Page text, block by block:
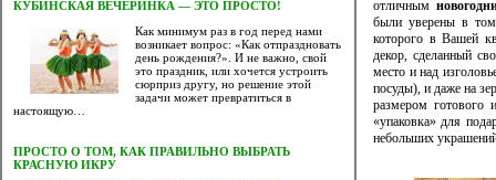
КУБИНСКАЯ ВЕЧЕРИНКА — ЭТО ПРОСТО!
Как минимум раз в год перед нами
возникает вопрос: «Как отпраздновать
день рождения?». И не важно, свой
это праздник, или хочется устроить
сюрприз другу, но решение этой
задачи может превратиться в
настоящую…
ПРОСТО О ТОМ, КАК ПРАВИЛЬНО ВЫБРАТЬ
КРАСНУЮ ИКРУ
отличным
были уверены в
которого в Вашей
декор, сделанный
место и над
посуды), и даже на
размером готового
«упаковка» для
небольших